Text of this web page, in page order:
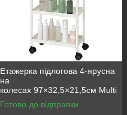
Етажерка підлогова 4-ярусна
на
колесах 97×32,5×21,5см Multi
fucntion Rack JC606
/ Підлогова вузька стелаж-
Готово до відправки